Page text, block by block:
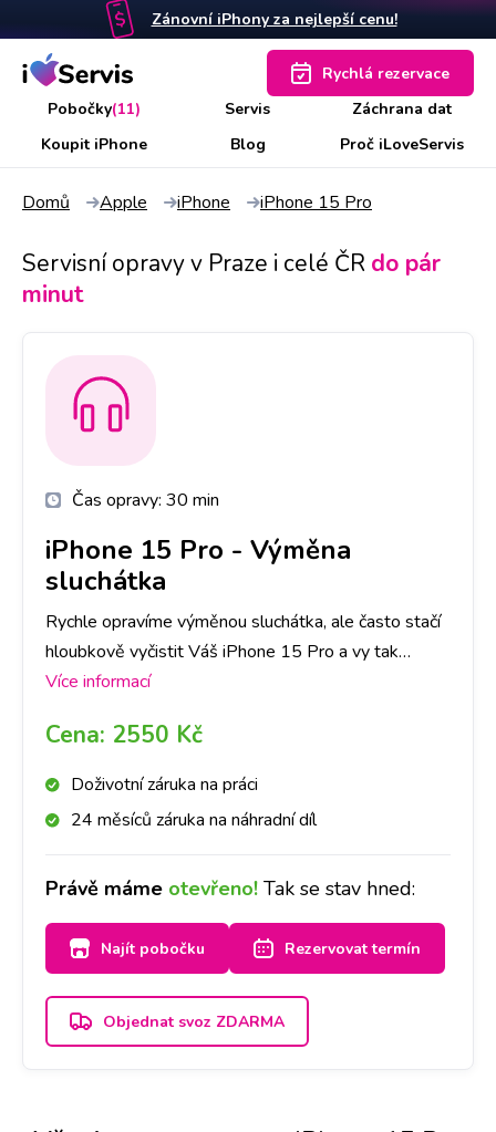
Zánovní iPhony za nejlepší cenu!
Pobočky(11) Servis
Záchrana dat
Koupit iPhone
Blog Proč iLoveServis
Rychlá rezervace
Domů Apple iPhone iPhone 15 Pro
Servisní opravy v Praze i celé ČR do pár
minut
Čas opravy: 30 min
iPhone 15 Pro - Výměna
sluchátka
Rychle opravíme výměnou sluchátka, ale často stačí
hloubkově vyčistit Váš iPhone 15 Pro a vy tak
ušetříte čas i peníze. Doporučujeme si udělat
abychom měli díl připraven. Sluchátko pak vyčistíme
nebo vyměníme a volajícího zase krásně uslyšíte.
Více informací
Cena: 2550 Kč
Doživotní záruka na práci
24 měsíců záruka na náhradní díl
Právě máme otevřeno! Tak se stav hned:
Najít pobočku Rezervovat termín
Objednat svoz ZDARMA